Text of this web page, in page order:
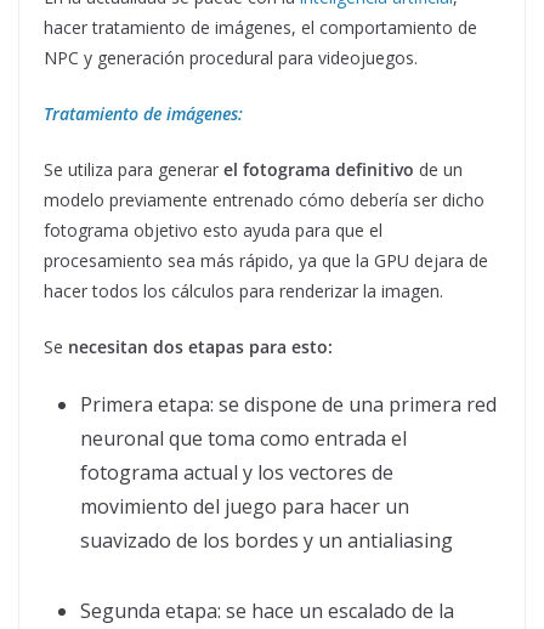
hacer tratamiento de imágenes, el comportamiento de
NPC y generación procedural para videojuegos.
Tratamiento de imágenes:
Se utiliza para generar el fotograma definitivo de un
modelo previamente entrenado cómo debería ser dicho
fotograma objetivo esto ayuda para que el
procesamiento sea más rápido, ya que la GPU dejara de
hacer todos los cálculos para renderizar la imagen.
Se necesitan dos etapas para esto:
Primera etapa: se dispone de una primera red
neuronal que toma como entrada el
fotograma actual y los vectores de
movimiento del juego para hacer un
suavizado de los bordes y un antialiasing
Segunda etapa: se hace un escalado de la